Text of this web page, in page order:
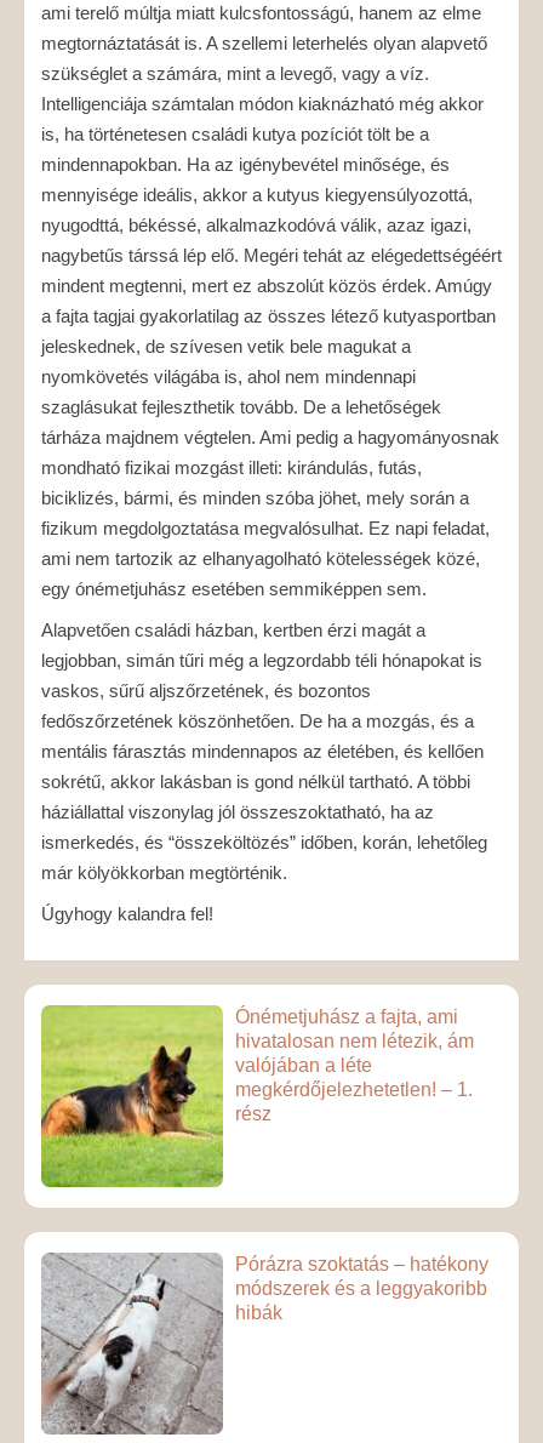
ami terelő múltja miatt kulcsfontosságú, hanem az elme
megtornáztatását is. A szellemi leterhelés olyan alapvető
szükséglet a számára, mint a levegő, vagy a víz.
Intelligenciája számtalan módon kiaknázható még akkor
is, ha történetesen családi kutya pozíciót tölt be a
mindennapokban. Ha az igénybevétel minősége, és
mennyisége ideális, akkor a kutyus kiegyensúlyozottá,
nyugodttá, békéssé, alkalmazkodóvá válik, azaz igazi,
nagybetűs társsá lép elő. Megéri tehát az elégedettségéért
mindent megtenni, mert ez abszolút közös érdek. Amúgy
a fajta tagjai gyakorlatilag az összes létező kutyasportban
jeleskednek, de szívesen vetik bele magukat a
nyomkövetés világába is, ahol nem mindennapi
szaglásukat fejleszthetik tovább. De a lehetőségek
tárháza majdnem végtelen. Ami pedig a hagyományosnak
mondható fizikai mozgást illeti: kirándulás, futás,
biciklizés, bármi, és minden szóba jöhet, mely során a
fizikum megdolgoztatása megvalósulhat. Ez napi feladat,
ami nem tartozik az elhanyagolható kötelességek közé,
egy ónémetjuhász esetében semmiképpen sem.
Alapvetően családi házban, kertben érzi magát a
legjobban, simán tűri még a legzordabb téli hónapokat is
vaskos, sűrű aljszőrzetének, és bozontos
fedőszőrzetének köszönhetően. De ha a mozgás, és a
mentális fárasztás mindennapos az életében, és kellően
sokrétű, akkor lakásban is gond nélkül tartható. A többi
háziállattal viszonylag jól összeszoktatható, ha az
ismerkedés, és “összeköltözés” időben, korán, lehetőleg
már kölyökkorban megtörténik.
Úgyhogy kalandra fel!
Ónémetjuhász a fajta, ami
hivatalosan nem létezik, ám
valójában a léte
megkérdőjelezhetetlen! – 1.
rész
Pórázra szoktatás – hatékony
módszerek és a leggyakoribb
hibák